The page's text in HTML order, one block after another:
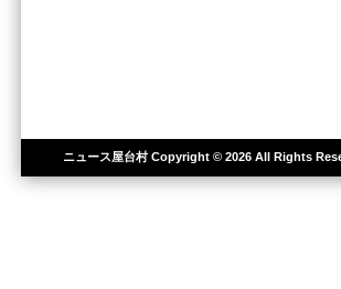
ニュース屋台村Copyright © 2026 All Rights